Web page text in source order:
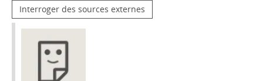
Interroger des sources externes